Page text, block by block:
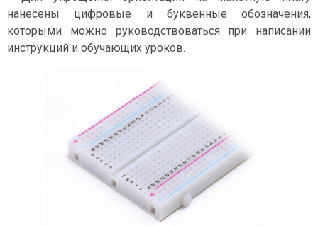
нанесены цифровые и буквенные обозначения,
которыми можно руководствоваться при написании
инструкций и обучающих уроков.